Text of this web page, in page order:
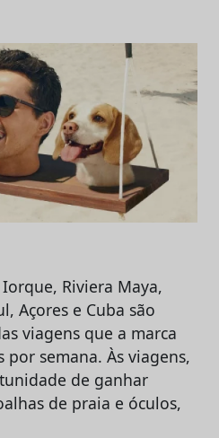
Riviera Maya,
Açores e Cuba são
viagens que a marca
por semana. Às viagens,
de ganhar
de praia e óculos,